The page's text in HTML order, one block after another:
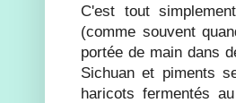
C'est tout
(comme souvent
portée de main dans
Sichuan et piments
haricots fermentés